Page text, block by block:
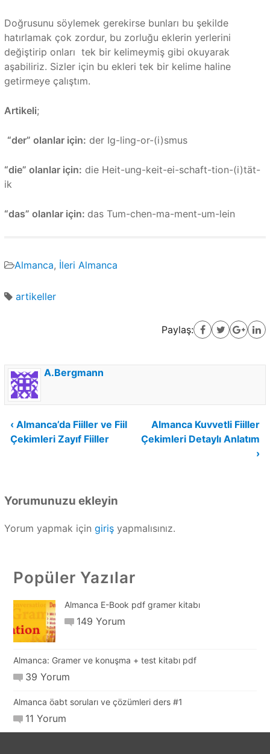
Doğrusunu söylemek gerekirse bunları bu şekilde
hatırlamak çok zordur, bu zorluğu eklerin yerlerini
değiştirip onları tek bir kelimeymiş gibi okuyarak
aşabiliriz. Sizler için bu ekleri tek bir kelime haline
getirmeye çalıştım.
Artikeli;
“der” olanlar için: der Ig-ling-or-(i)smus
“die” olanlar için: die Heit-ung-keit-ei-schaft-tion-(i)tät-
ik
“das” olanlar için: das Tum-chen-ma-ment-um-lein
Almanca, İleri Almanca
artikeller
Paylaş:
A.Bergmann
Yazı
gezinmesi
‹ Almanca’da Fiiller ve Fiil
Çekimleri Zayıf Fiiller
Almanca Kuvvetli Fiiller
Çekimleri Detaylı Anlatım
›
Yorumunuzu ekleyin
Yorum yapmak için girişyapmalısınız.
Popüler Yazılar
Almanca E-Book pdf gramer kitabı
149 Yorum
Almanca: Gramer ve konuşma + test kitabı pdf
39 Yorum
Almanca öabt soruları ve çözümleri ders #1
11 Yorum